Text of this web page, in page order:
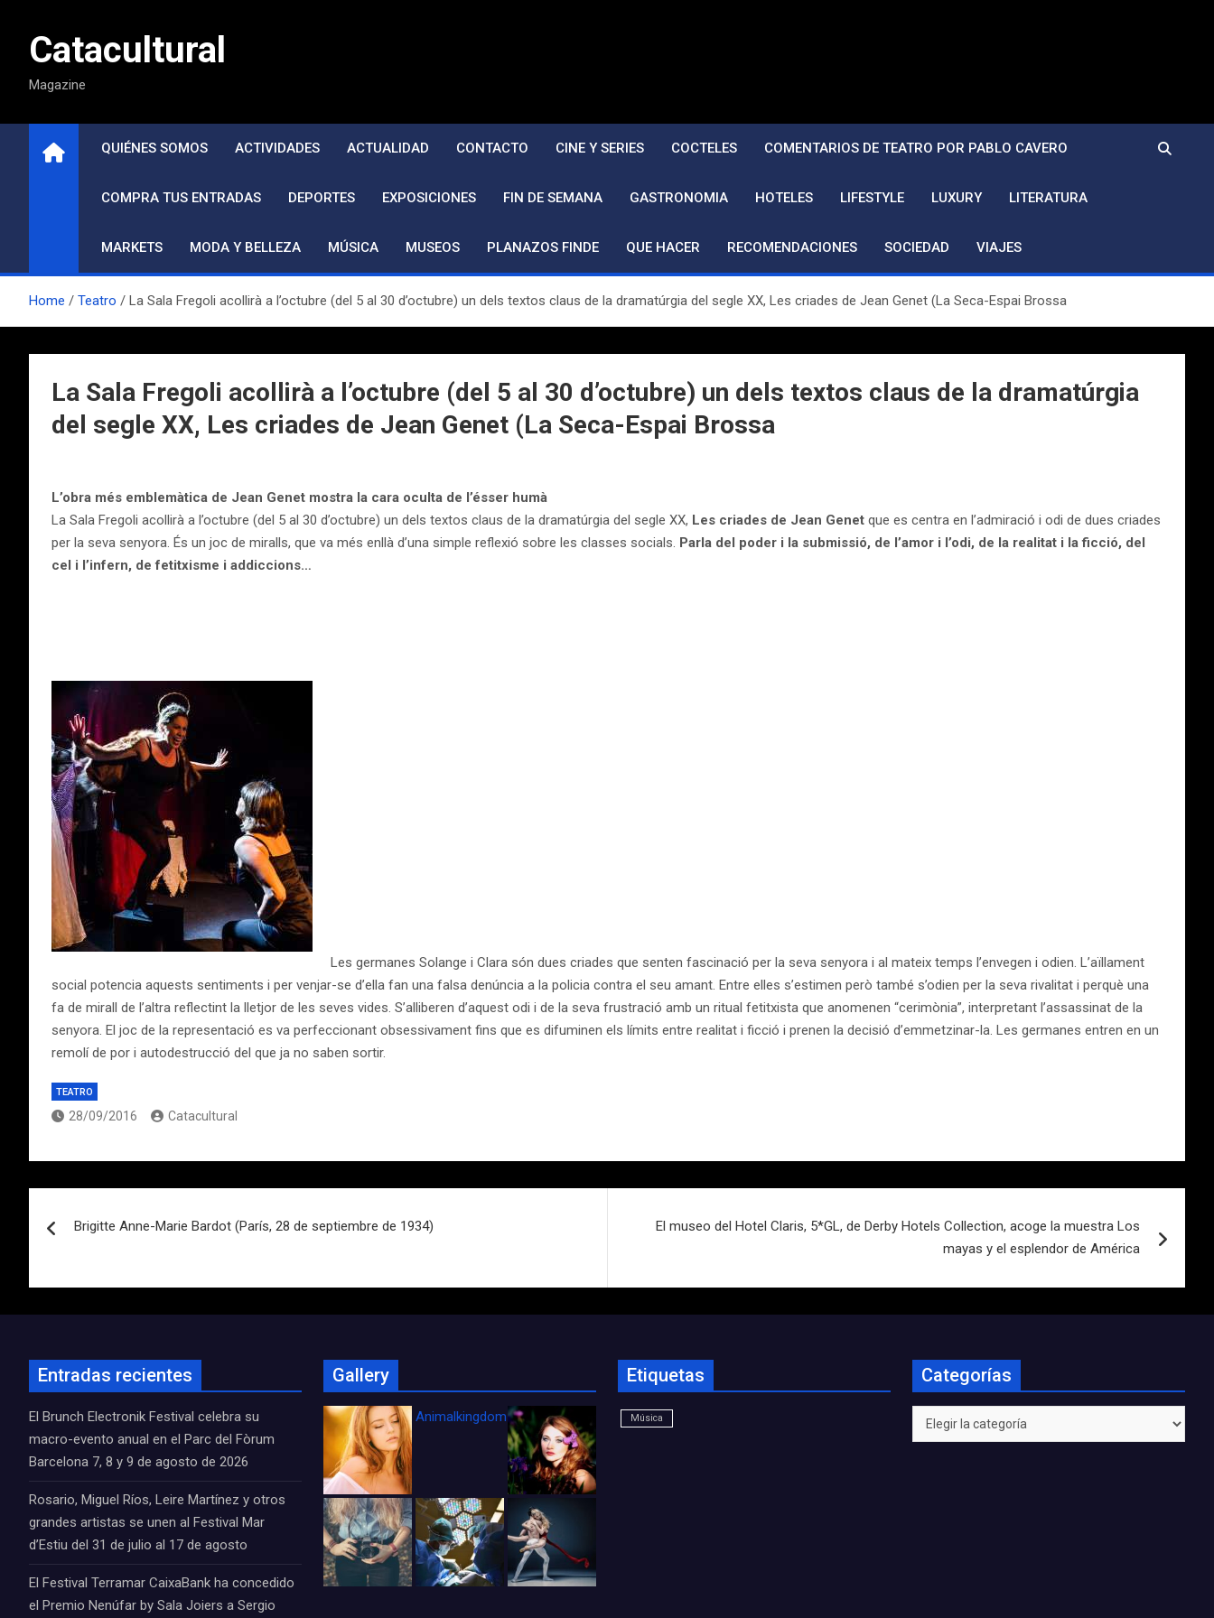
contenidoCatacultural
Magazine
QUIÉNES SOMOS ACTIVIDADES ACTUALIDAD CONTACTO CINE Y SERIES COCTELES COMENTARIOS DE TEATRO POR PABLO CAVERO
COMPRA TUS ENTRADAS DEPORTES EXPOSICIONES FIN DE SEMANA GASTRONOMIA HOTELES LIFESTYLE LUXURY LITERATURA
MARKETS MODA Y BELLEZA MÚSICA MUSEOS PLANAZOS FINDE QUE HACER RECOMENDACIONES SOCIEDAD VIAJES
Home Teatro La Sala Fregoli acollirà a l’octubre (del 5 al 30 d’octubre) un dels textos claus de la dramatúrgia del segle XX, Les criades de Jean Genet (La Seca-Espai Brossa
La Sala Fregoli acollirà a l’octubre (del 5 al 30 d’octubre) un dels textos claus de la dramatúrgia
del segle XX, Les criades de Jean Genet (La Seca-Espai Brossa
L’obra més emblemàtica de Jean Genet mostra la cara oculta de l’ésser humà
La Sala Fregoli acollirà a l’octubre (del 5 al 30 d’octubre) un dels textos claus de la dramatúrgia del segle XX, Les criades de Jean Genet que es centra en l’admiració i odi de dues criades
per la seva senyora. És un joc de miralls, que va més enllà d’una simple reflexió sobre les classes socials. Parla del poder i la submissió, de l’amor i l’odi, de la realitat i la ficció, del
cel i l’infern, de fetitxisme i addiccions…
Les germanes Solange i Clara són dues criades que senten fascinació per la seva senyora i al mateix temps l’envegen i odien. L’aïllament
social potencia aquests sentiments i per venjar-se d’ella fan una falsa denúncia a la policia contra el seu amant. Entre elles s’estimen però també s’odien per la seva rivalitat i perquè una
fa de mirall de l’altra reflectint la lletjor de les seves vides. S’alliberen d’aquest odi i de la seva frustració amb un ritual fetitxista que anomenen “cerimònia”, interpretant l’assassinat de la
senyora. El joc de la representació es va perfeccionant obsessivament fins que es difuminen els límits entre realitat i ficció i prenen la decisió d’emmetzinar-la. Les germanes entren en un
remolí de por i autodestrucció del que ja no saben sortir.
TEATRO
28/09/2016 Catacultural
de
entradas
Brigitte Anne-Marie Bardot (París, 28 de septiembre de 1934)
El museo del Hotel Claris, 5*GL, de Derby Hotels Collection, acoge la muestra Los
mayas y el esplendor de América
Entradas recientes
El Brunch Electronik Festival celebra su
macro-evento anual en el Parc del Fòrum
Barcelona 7, 8 y 9 de agosto de 2026
Rosario, Miguel Ríos, Leire Martínez y otros
grandes artistas se unen al Festival Mar
d’Estiu del 31 de julio al 17 de agosto
El Festival Terramar CaixaBank ha concedido
el Premio Nenúfar by Sala Joiers a Sergio
Gallery
Animalkingdom_FichaCine
Etiquetas
Música
Categorías
Categorías